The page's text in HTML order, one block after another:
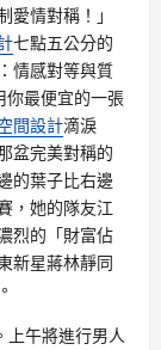
情對稱！」
七點五公分的
情感對等與質
你最便宜的一張
間設計滴淚
盆完美對稱的
的葉子比右邊
，她的隊友江
烈的「財富佔
新星蔣林靜同
上午將進行男人